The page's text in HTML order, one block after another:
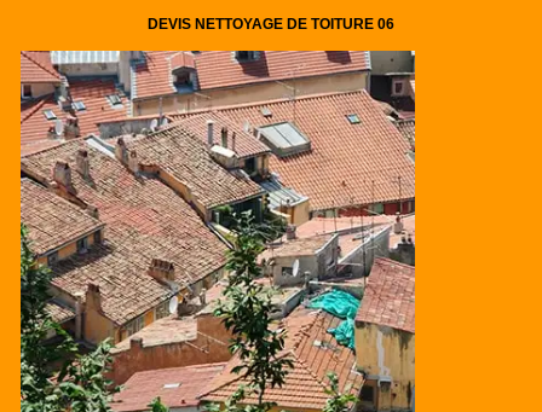
DEVIS NETTOYAGE DE TOITURE 06